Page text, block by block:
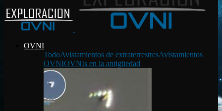
OVNI
TodoAvistamientos de extraterrestresAvistamientos
OVNIOVNIs en la antigüedad